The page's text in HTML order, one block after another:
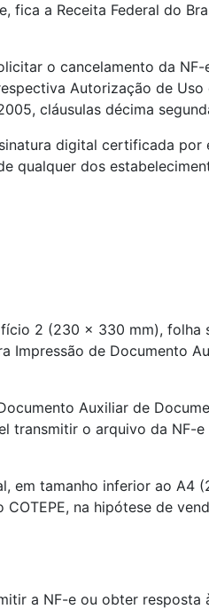
fica a Receita Federal do
o cancelamento da
Autorização de Uso
cláusulas décima
digital certificada
qualquer dos
2 (230 x 330 mm), folha
Impressão de Documento
Auxiliar de
transmitir o arquivo da NF-
em tamanho inferior ao A4
na hipótese de
a NF-e ou obter